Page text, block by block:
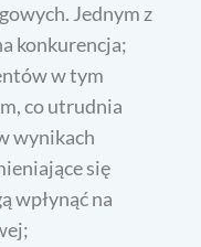
Jednym z
konkurencja;
w tym
co utrudnia
wynikach
się
wpłynąć na